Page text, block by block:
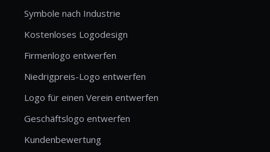
Symbole nach Industrie
Kostenloses Logodesign
Firmenlogo entwerfen
Niedrigpreis-Logo entwerfen
Logo für einen Verein entwerfen
Geschäftslogo entwerfen
Kundenbewertung